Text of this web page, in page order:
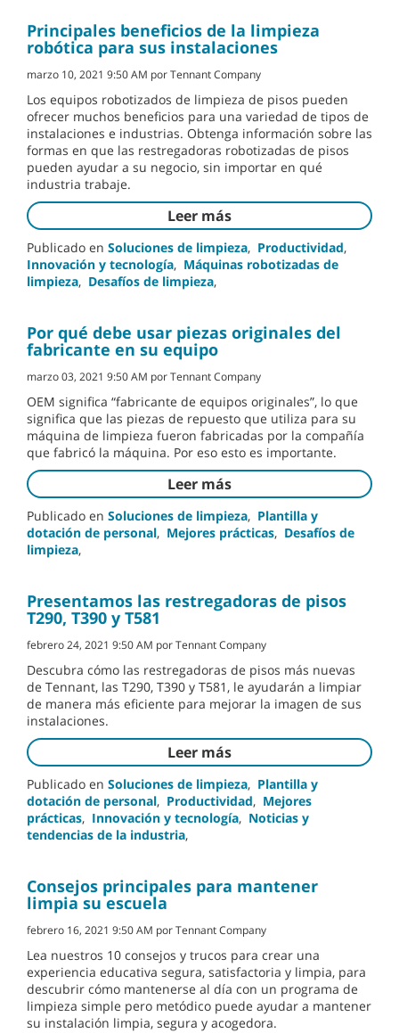
Principales beneficios de la limpieza
robótica para sus instalaciones
marzo 10, 2021 9:50 AM por Tennant Company
Los equipos robotizados de limpieza de pisos pueden
ofrecer muchos beneficios para una variedad de tipos de
instalaciones e industrias. Obtenga información sobre las
formas en que las restregadoras robotizadas de pisos
pueden ayudar a su negocio, sin importar en qué
industria trabaje.
Leer más
Publicado en Soluciones de limpieza, Productividad,
Innovación y tecnología, Máquinas robotizadas de
limpieza, Desafíos de limpieza,
Por qué debe usar piezas originales del
fabricante en su equipo
marzo 03, 2021 9:50 AM por Tennant Company
OEM significa “fabricante de equipos originales”, lo que
significa que las piezas de repuesto que utiliza para su
máquina de limpieza fueron fabricadas por la compañía
que fabricó la máquina. Por eso esto es importante.
Leer más
Publicado en Soluciones de limpieza, Plantilla y
dotación de personal, Mejores prácticas, Desafíos de
limpieza,
Presentamos las restregadoras de pisos
T290, T390 y T581
febrero 24, 2021 9:50 AM por Tennant Company
Descubra cómo las restregadoras de pisos más nuevas
de Tennant, las T290, T390 y T581, le ayudarán a limpiar
de manera más eficiente para mejorar la imagen de sus
instalaciones.
Leer más
Publicado en Soluciones de limpieza, Plantilla y
dotación de personal, Productividad, Mejores
prácticas, Innovación y tecnología, Noticias y
tendencias de la industria,
Consejos principales para mantener
limpia su escuela
febrero 16, 2021 9:50 AM por Tennant Company
Lea nuestros 10 consejos y trucos para crear una
experiencia educativa segura, satisfactoria y limpia, para
descubrir cómo mantenerse al día con un programa de
limpieza simple pero metódico puede ayudar a mantener
su instalación limpia, segura y acogedora.